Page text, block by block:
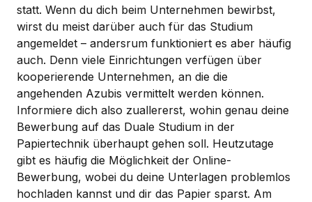
statt. Wenn du dich beim Unternehmen bewirbst,
wirst du meist darüber auch für das Studium
angemeldet – andersrum funktioniert es aber häufig
auch. Denn viele Einrichtungen verfügen über
kooperierende Unternehmen, an die die
angehenden Azubis vermittelt werden können.
Informiere dich also zuallererst, wohin genau deine
Bewerbung auf das Duale Studium in der
Papiertechnik überhaupt gehen soll. Heutzutage
gibt es häufig die Möglichkeit der Online-
Bewerbung, wobei du deine Unterlagen problemlos
hochladen kannst und dir das Papier sparst. Am